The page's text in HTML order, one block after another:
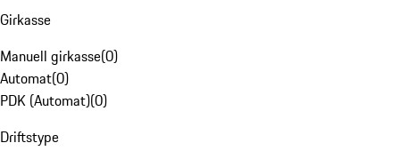
Girkasse
Manuell girkasse(0)
Automat(0)
PDK (Automat)(0)
Driftstype